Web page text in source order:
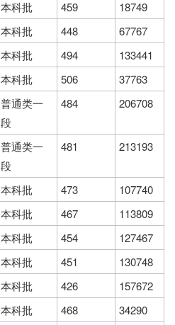
本科批 459
18749
本科批 448
67767
本科批 494
133441
本科批 506
37763
普通类一
段
484 206708
普通类一
段
481 213193
本科批 473
107740
本科批 467
113809
本科批 454
127467
本科批 451
130748
本科批 426
157672
本科批 468
34290